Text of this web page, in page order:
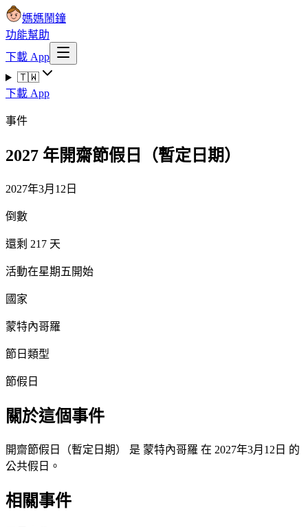
媽媽鬧鐘
功能幫助
下載 App
🇹🇼
下載 App
事件
2027 年開齋節假日（暫定日期）
2027年3月12日
倒數
還剩 217 天
活動在星期五開始
國家
蒙特內哥羅
節日類型
節假日
關於這個事件
開齋節假日（暫定日期） 是 蒙特內哥羅 在 2027年3月12日 的
公共假日。
相關事件